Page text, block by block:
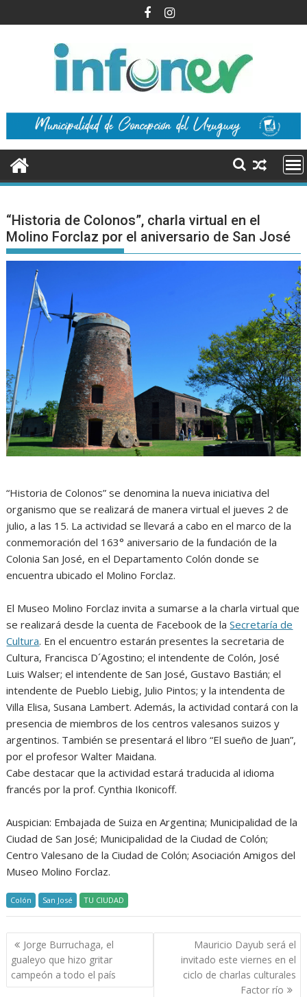
al
“Historia de Colonos”, charla virtual en el
Molino Forclaz por el aniversario de San José
“Historia de Colonos” se denomina la nueva iniciativa del
organismo que se realizará de manera virtual el jueves 2 de
julio, a las 15. La actividad se llevará a cabo en el marco de la
conmemoración del 163° aniversario de la fundación de la
Colonia San José, en el Departamento Colón donde se
encuentra ubicado el Molino Forclaz.
El Museo Molino Forclaz invita a sumarse a la charla virtual que
se realizará desde la cuenta de Facebook de laSecretaría de
Cultura. En el encuentro estarán presentes la secretaria de
Cultura, Francisca D´Agostino; el intendente de Colón, José
Luis Walser; el intendente de San José, Gustavo Bastián; el
intendente de Pueblo Liebig, Julio Pintos; y la intendenta de
Villa Elisa, Susana Lambert. Además, la actividad contará con la
presencia de miembros de los centros valesanos suizos y
argentinos. También se presentará el libro “El sueño de Juan”,
por el profesor Walter Maidana.
Cabe destacar que la actividad estará traducida al idioma
francés por la prof. Cynthia Ikonicoff.
Auspician: Embajada de Suiza en Argentina; Municipalidad de la
Ciudad de San José; Municipalidad de la Ciudad de Colón;
Centro Valesano de la Ciudad de Colón; Asociación Amigos del
Museo Molino Forclaz.
Colón San José TU CIUDAD
Navegación
de
entradas
Jorge Burruchaga, el
gualeyo que hizo gritar
campeón a todo el país
Mauricio Dayub será el
invitado este viernes en el
ciclo de charlas culturales
Factor río